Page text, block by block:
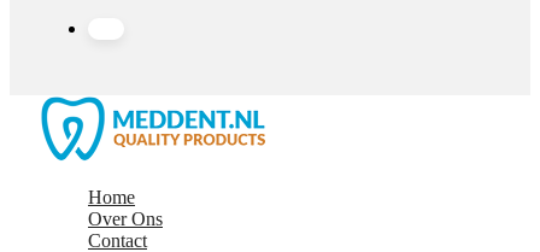
Home
Over Ons
Contact